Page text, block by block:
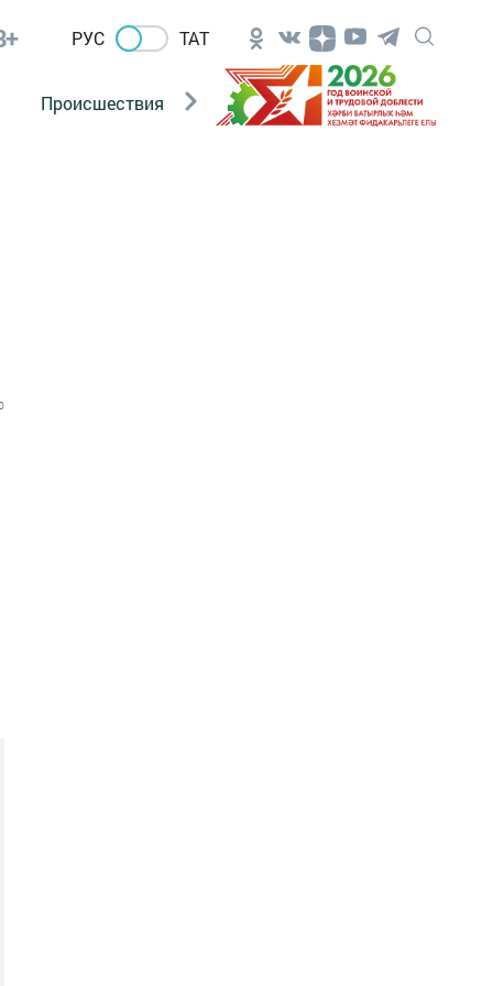
РУС ТАТ
Происшествия Новости Госавтоинспекции